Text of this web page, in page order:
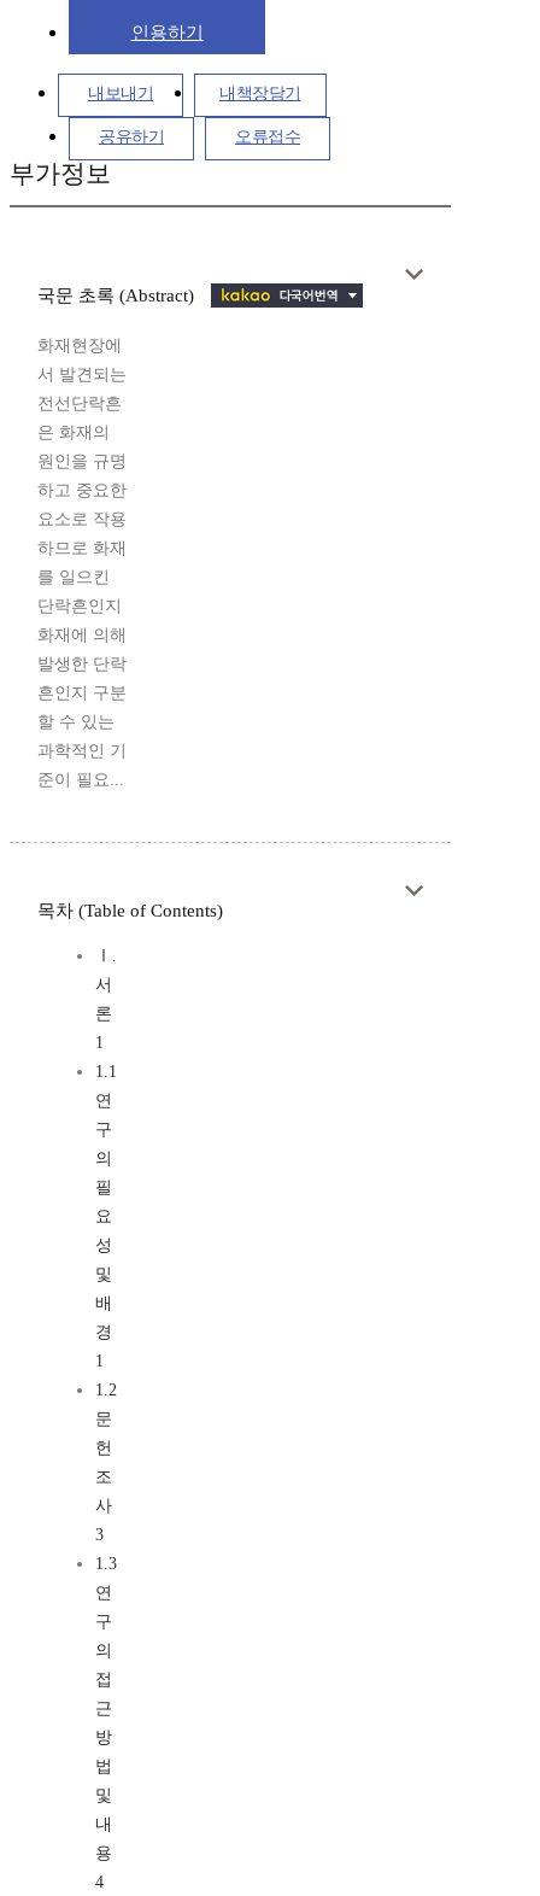
인용하기
내보내기 내책장담기
공유하기 오류접수
부가정보
국문 초록 (Abstract)
화재현장에
서 발견되는
전선단락흔
은 화재의
원인을 규명
하고 중요한
요소로 작용
하므로 화재
를 일으킨
단락흔인지
화재에 의해
발생한 단락
흔인지 구분
할 수 있는
과학적인 기
준이 필요...
목차 (Table of Contents)
Ⅰ.
서
론
1
1.1
연
구
의
필
요
성
및
배
경
1
1.2
문
헌
조
사
3
1.3
연
구
의
접
근
방
법
및
내
용
4